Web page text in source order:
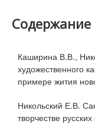
Каширина В.В.,
художественного
примере жития
Никольский Е.В.
творчестве